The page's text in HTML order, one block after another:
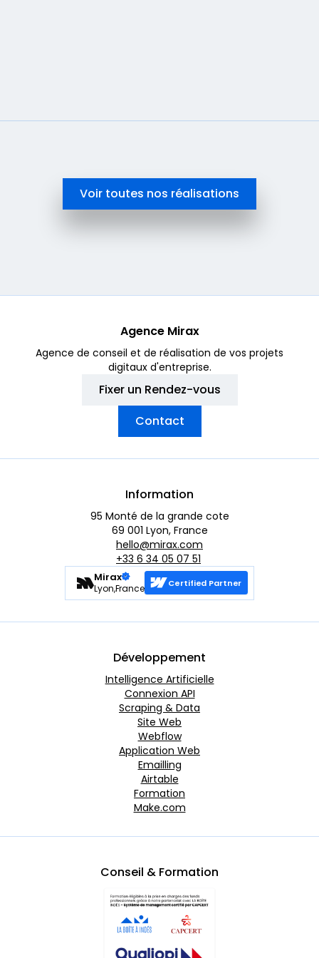
Voir toutes nos réalisations
Agence Mirax
Agence de conseil et de réalisation de vos projets
digitaux d'entreprise.
Fixer un Rendez-vous
Contact
Développement
Intelligence Artificielle
Connexion API
Scraping & Data
Site Web
Webflow
Application Web
Emailling
Airtable
Formation
Make.com
Conseil & Formation
Information
95 Monté de la grande cote
69 001 Lyon, France
hello@mirax.com
+33 6 34 05 07 51
Mirax
Lyon,France Certified Partner